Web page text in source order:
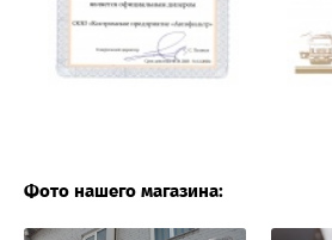
Фото нашего магазина: